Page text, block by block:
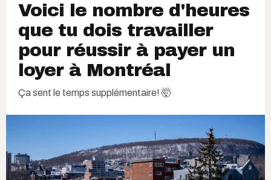
Voici le nombre d'heures
que tu dois travailler
pour réussir à payer un
loyer à Montréal
Ça sent le temps supplémentaire! 🤯